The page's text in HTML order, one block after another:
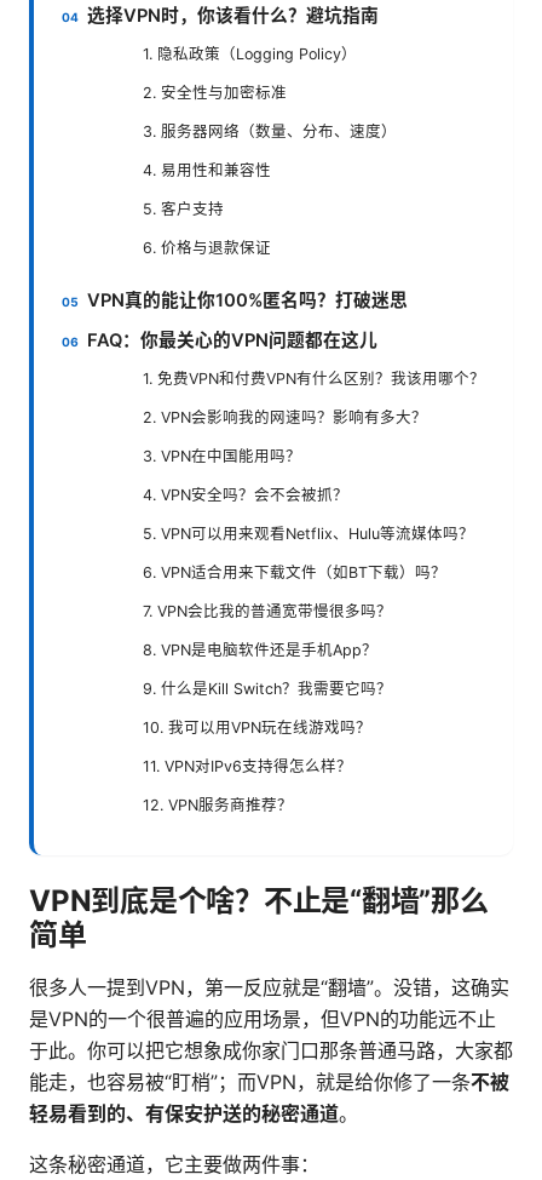
选择VPN时，你该看什么？避坑指南
1. 隐私政策（Logging Policy）
2. 安全性与加密标准
3. 服务器网络（数量、分布、速度）
4. 易用性和兼容性
5. 客户支持
6. 价格与退款保证
VPN真的能让你100%匿名吗？打破迷思
FAQ：你最关心的VPN问题都在这儿
1. 免费VPN和付费VPN有什么区别？我该用哪个？
2. VPN会影响我的网速吗？影响有多大？
3. VPN在中国能用吗？
4. VPN安全吗？会不会被抓？
5. VPN可以用来观看Netflix、Hulu等流媒体吗？
6. VPN适合用来下载文件（如BT下载）吗？
7. VPN会比我的普通宽带慢很多吗？
8. VPN是电脑软件还是手机App？
9. 什么是Kill Switch？我需要它吗？
10. 我可以用VPN玩在线游戏吗？
11. VPN对IPv6支持得怎么样？
12. VPN服务商推荐？
VPN到底是个啥？不止是“翻墙”那么
简单
很多人一提到VPN，第一反应就是“翻墙”。没错，这确实
是VPN的一个很普遍的应用场景，但VPN的功能远不止
于此。你可以把它想象成你家门口那条普通马路，大家都
能走，也容易被“盯梢”；而VPN，就是给你修了一条不被
轻易看到的、有保安护送的秘密通道。
这条秘密通道，它主要做两件事：